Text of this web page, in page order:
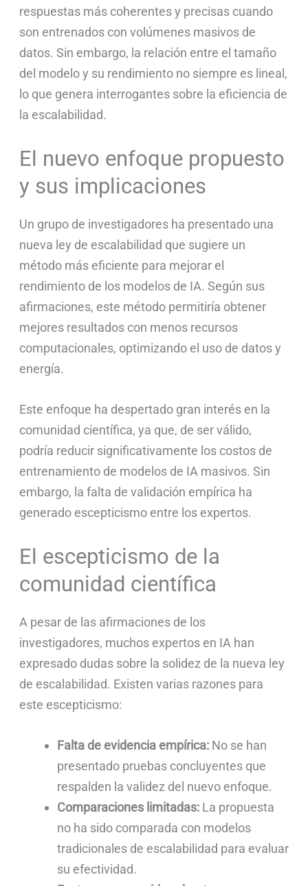
respuestas más coherentes y precisas cuando
son entrenados con volúmenes masivos de
datos. Sin embargo, la relación entre el tamaño
del modelo y su rendimiento no siempre es lineal,
lo que genera interrogantes sobre la eficiencia de
la escalabilidad.
El nuevo enfoque propuesto
y sus implicaciones
Un grupo de investigadores ha presentado una
nueva ley de escalabilidad que sugiere un
método más eficiente para mejorar el
rendimiento de los modelos de IA. Según sus
afirmaciones, este método permitiría obtener
mejores resultados con menos recursos
computacionales, optimizando el uso de datos y
energía.
Este enfoque ha despertado gran interés en la
comunidad científica, ya que, de ser válido,
podría reducir significativamente los costos de
entrenamiento de modelos de IA masivos. Sin
embargo, la falta de validación empírica ha
generado escepticismo entre los expertos.
El escepticismo de la
comunidad científica
A pesar de las afirmaciones de los
investigadores, muchos expertos en IA han
expresado dudas sobre la solidez de la nueva ley
de escalabilidad. Existen varias razones para
este escepticismo:
Falta de evidencia empírica:No se han
presentado pruebas concluyentes que
respalden la validez del nuevo enfoque.
Comparaciones limitadas:La propuesta
no ha sido comparada con modelos
tradicionales de escalabilidad para evaluar
su efectividad.